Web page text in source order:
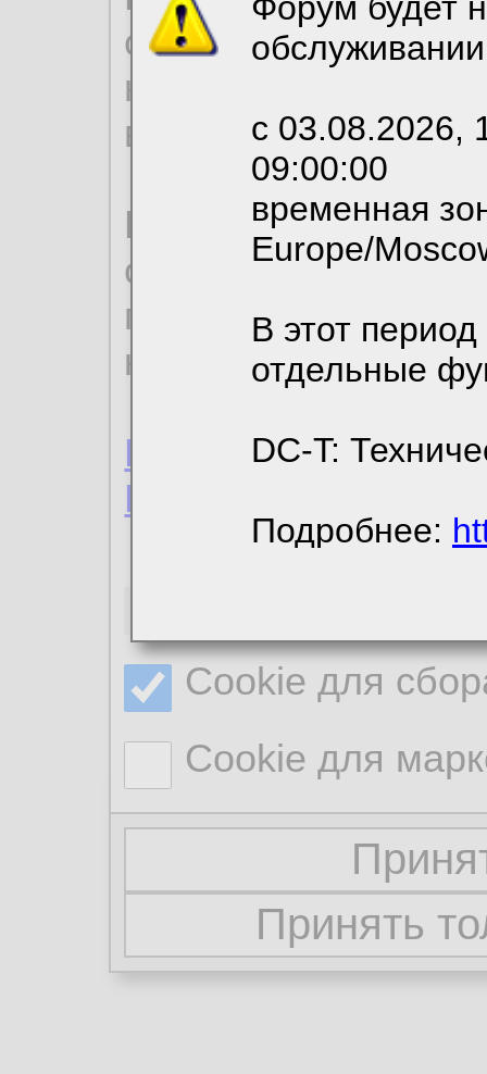
с 03.08.2026,
09:00:00
временная
Europe/
В этот
отдельные
DC-T:
Подробнее:
согласие на
необходимых для
вы можете
По
ознакомиться с
пользовательским
Пользовательское
Политика
Cookie для
Cookie для